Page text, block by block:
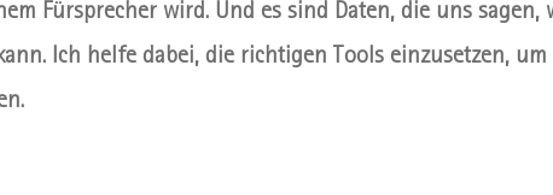
Fürsprecher wird. Und es sind Daten, die uns sagen,
Ich helfe dabei, die richtigen Tools einzusetzen,